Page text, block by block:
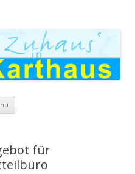
Skip to content
für